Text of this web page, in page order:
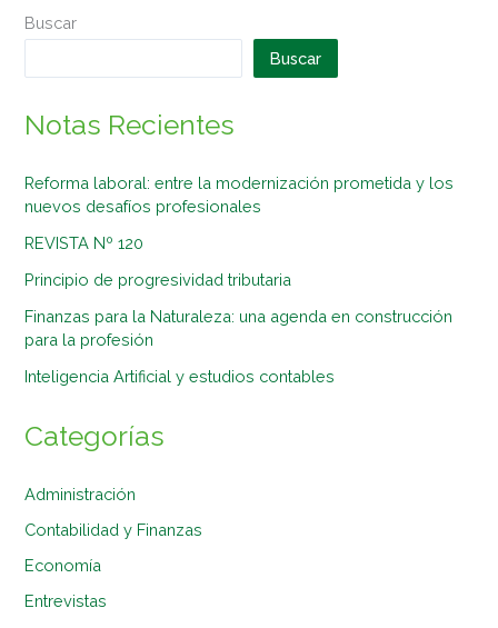
Buscar
Buscar
Notas Recientes
Reforma laboral: entre la modernización prometida y los
nuevos desafíos profesionales
REVISTA Nº 120
Principio de progresividad tributaria
Finanzas para la Naturaleza: una agenda en construcción
para la profesión
Inteligencia Artificial y estudios contables
Categorías
Administración
Contabilidad y Finanzas
Economía
Entrevistas